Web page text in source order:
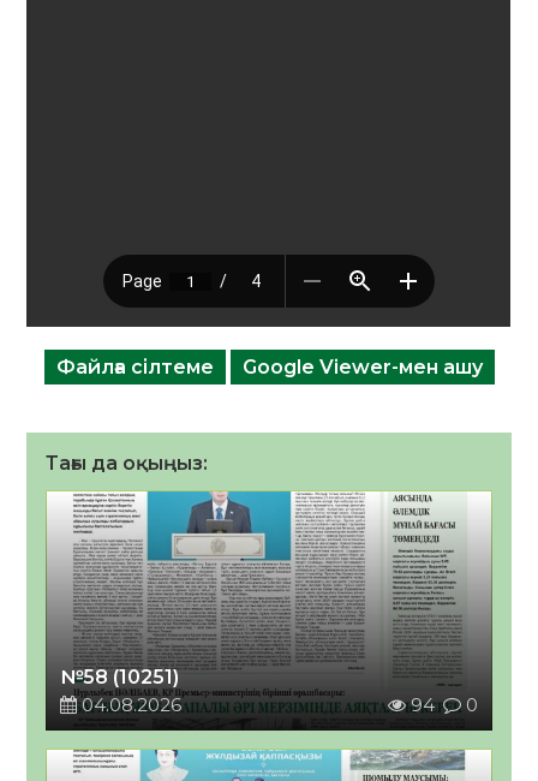
Файлға сілтеме Google Viewer-мен ашу
Тағы да оқыңыз:
№58 (10251)
04.08.2026
94 0